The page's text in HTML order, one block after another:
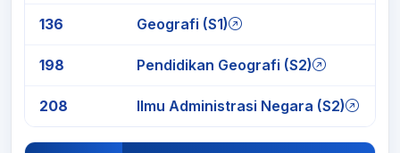
136 Geografi (S1)
198 Pendidikan Geografi (S2)
208 Ilmu Administrasi Negara (S2)